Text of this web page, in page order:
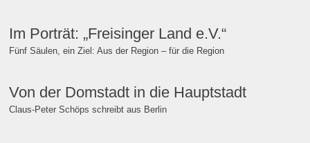
Im Porträt: „Freisinger Land e.V.“
Fünf Säulen, ein Ziel: Aus der Region – für die Region
Von der Domstadt in die Hauptstadt
Claus-Peter Schöps schreibt aus Berlin